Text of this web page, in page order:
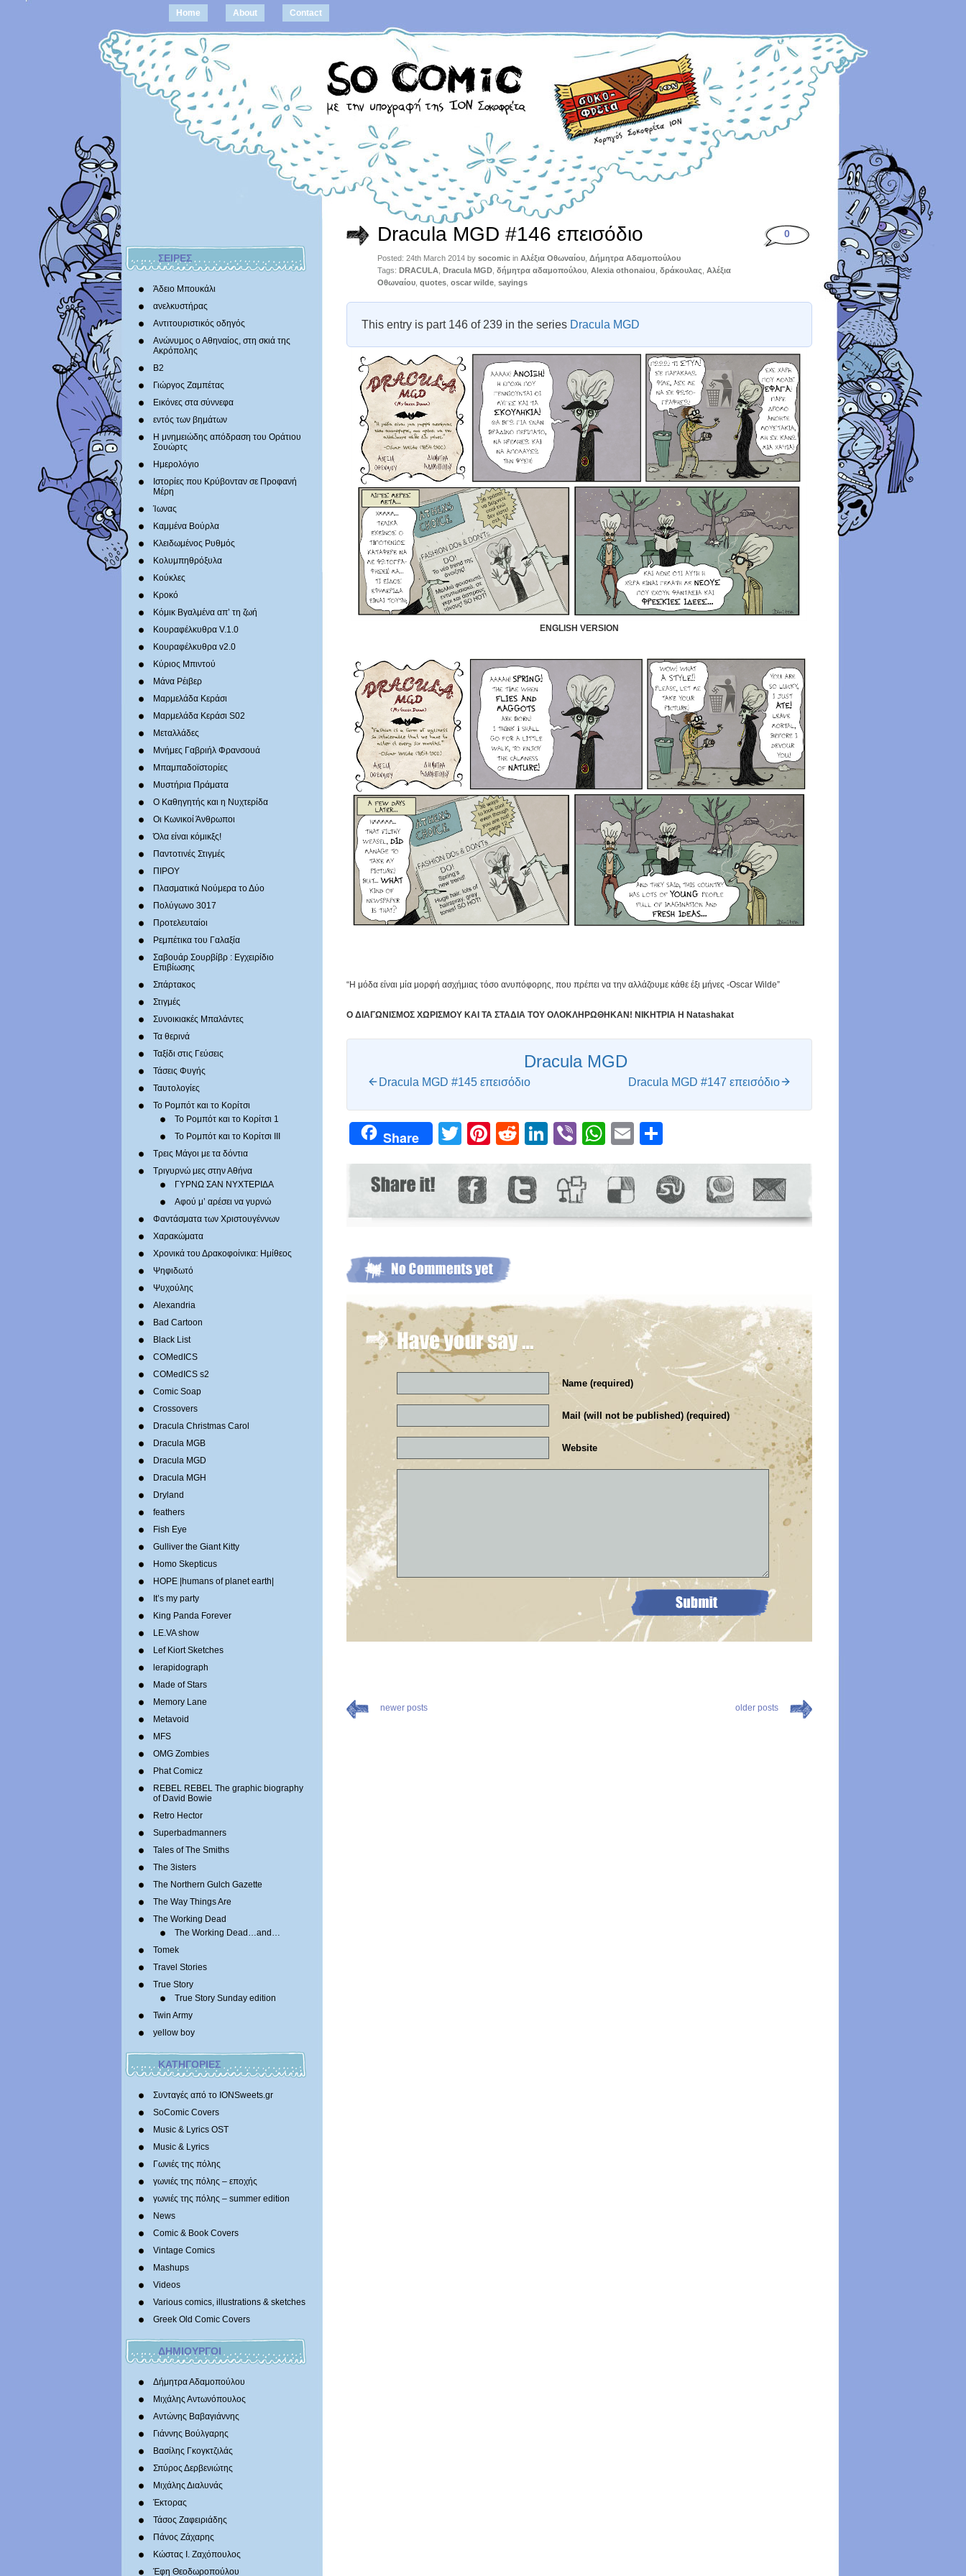
Home About Contact
ΣΕΙΡΕΣ
Άδειο Μπουκάλι
ανελκυστήρας
Αντιτουριστικός οδηγός
Ανώνυμος ο Αθηναίος, στη σκιά της
Ακρόπολης
Β2
Γιώργος Ζαμπέτας
Εικόνες στα σύννεφα
εντός των βημάτων
Η μνημειώδης απόδραση του Οράτιου
Σουώρτς
Ημερολόγιο
Ιστορίες που Κρύβονταν σε Προφανή
Μέρη
Ίωνας
Καμμένα Βούρλα
Κλειδωμένος Ρυθμός
Κολυμπηθρόξυλα
Κούκλες
Κροκό
Κόμικ Βγαλμένα απ’ τη ζωή
Κουραφέλκυθρα V.1.0
Κουραφέλκυθρα v2.0
Κύριος Μπιντού
Μάνα Ρέιβερ
Μαρμελάδα Κεράσι
Μαρμελάδα Κεράσι S02
Μεταλλάδες
Mνήμες Γαβριήλ Φρανσουά
Μπαμπαδοϊστορίες
Μυστήρια Πράματα
Ο Καθηγητής και η Νυχτερίδα
Οι Κωνικοί Άνθρωποι
Όλα είναι κόμικξς!
Παντοτινές Στιγμές
ΠΙΡΟΥ
Πλασματικά Νούμερα το Δύο
Πολύγωνο 3017
Προτελευταίοι
Ρεμπέτικα του Γαλαξία
Σαβουάρ Σουρβίβρ : Εγχειρίδιο
Επιβίωσης
Σπάρτακος
Στιγμές
Συνοικιακές Μπαλάντες
Τα θερινά
Ταξίδι στις Γεύσεις
Τάσεις Φυγής
Ταυτολογίες
Το Ρομπότ και το Κορίτσι
Το Ρομπότ και το Κορίτσι 1
Το Ρομπότ και το Κορίτσι III
Τρεις Μάγοι με τα δόντια
Τριγυρνώ μες στην Αθήνα
ΓΥΡΝΩ ΣΑΝ ΝΥΧΤΕΡΙΔΑ
Αφού μ’ αρέσει να γυρνώ
Φαντάσματα των Χριστουγέννων
Χαρακώματα
Χρονικά του Δρακοφοίνικα: Ημίθεος
Ψηφιδωτό
Ψυχούλης
Alexandria
Bad Cartoon
Black List
COMedICS
COMedICS s2
Comic Soap
Crossovers
Dracula Christmas Carol
Dracula MGB
Dracula MGD
Dracula MGH
Dryland
feathers
Fish Eye
Gulliver the Giant Kitty
Homo Skepticus
HOPE |humans of planet earth|
It’s my party
King Panda Forever
LE.VA show
Lef Kiort Sketches
lerapidograph
Made of Stars
Memory Lane
Metavoid
MFS
OMG Zombies
Phat Comicz
REBEL REBEL The graphic biography
of David Bowie
Retro Hector
Superbadmanners
Tales of The Smiths
The 3isters
The Northern Gulch Gazette
The Way Things Are
The Working Dead
The Working Dead…and…
Tomek
Travel Stories
True Story
True Story Sunday edition
Twin Army
yellow boy
ΚΑΤΗΓΟΡΙΕΣ
Συνταγές από το IONSweets.gr
SoComic Covers
Music & Lyrics OST
Music & Lyrics
Γωνιές της πόλης
γωνιές της πόλης – εποχής
γωνιές της πόλης – summer edition
News
Comic & Book Covers
Vintage Comics
Mashups
Videos
Various comics, illustrations & sketches
Greek Old Comic Covers
ΔΗΜΙΟΥΡΓΟΙ
Δήμητρα Αδαμοπούλου
Μιχάλης Αντωνόπουλος
Αντώνης Βαβαγιάννης
Γιάννης Βούλγαρης
Βασίλης Γκογκτζιλάς
Σπύρος Δερβενιώτης
Mιχάλης Διαλυνάς
Έκτορας
Τάσος Ζαφειριάδης
Πάνος Ζάχαρης
Κώστας Ι. Ζαχόπουλoς
Έφη Θεοδωροπούλου
Dracula MGD #146 επεισόδιο
Posted: 24th March 2014 by socomic in Αλέξια Οθωναίου Δήμητρα Αδαμοπούλου
Tags: DRACULA Dracula MGD δήμητρα αδαμοπούλου Alexia othonaiou δράκουλας Αλέξια
Οθωναίου quotes oscar wilde sayings
0
This entry is part 146 of 239 in the series Dracula MGD
ENGLISH VERSION
“Η μόδα είναι μία μορφή ασχήμιας τόσο ανυπόφορης, που πρέπει να την αλλάζουμε κάθε έξι μήνες -Oscar Wilde”
O ΔΙΑΓΩΝΙΣΜΟΣ ΧΩΡΙΣΜΟΥ KAI TA ΣΤΑΔΙΑ ΤΟΥ ΟΛΟΚΛΗΡΩΘΗΚΑΝ! ΝΙΚΗΤΡΙΑ Η Natashakat
Dracula MGD
Dracula MGD #145 επεισόδιο Dracula MGD #147 επεισόδιο
Share Twitter
Pinterest
RedditLinkedIn
ViberWhatsApp
Email
Name (required)
Mail (will not be published) (required)
Website
newer posts older posts